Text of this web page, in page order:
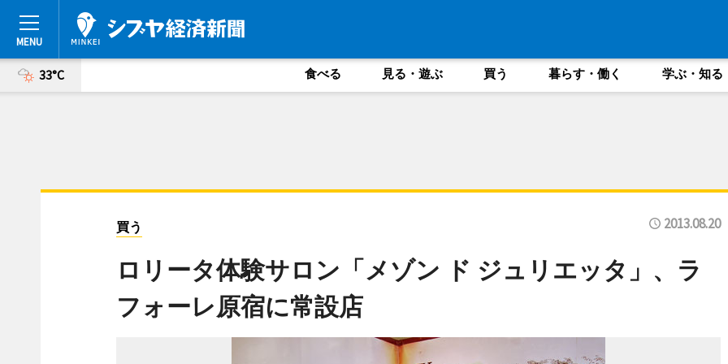
33°C 食べる 見る・遊ぶ 買う 暮らす・働く 学ぶ・知る
買う 2013.08.20
ロリータ体験サロン「メゾン ド ジュリエッタ」、ラ
フォーレ原宿に常設店